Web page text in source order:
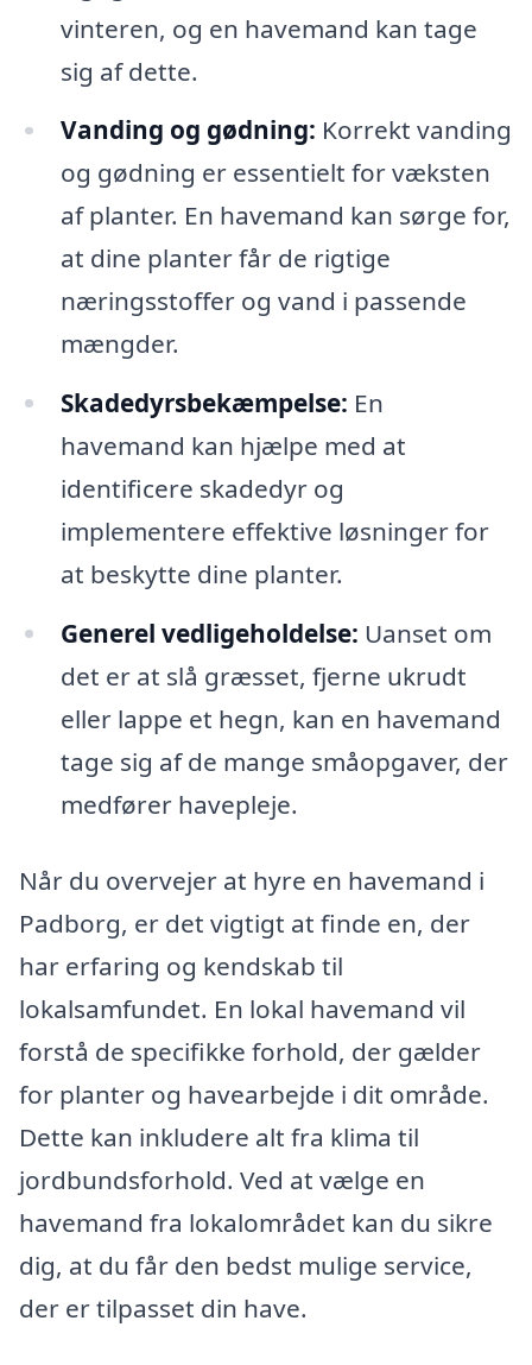
vinteren, og en havemand kan tage
sig af dette.
Vanding og gødning: Korrekt vanding
og gødning er essentielt for væksten
af planter. En havemand kan sørge for,
at dine planter får de rigtige
næringsstoffer og vand i passende
mængder.
Skadedyrsbekæmpelse: En
havemand kan hjælpe med at
identificere skadedyr og
implementere effektive løsninger for
at beskytte dine planter.
Generel vedligeholdelse: Uanset om
det er at slå græsset, fjerne ukrudt
eller lappe et hegn, kan en havemand
tage sig af de mange småopgaver, der
medfører havepleje.
Når du overvejer at hyre en havemand i
Padborg, er det vigtigt at finde en, der
har erfaring og kendskab til
lokalsamfundet. En lokal havemand vil
forstå de specifikke forhold, der gælder
for planter og havearbejde i dit område.
Dette kan inkludere alt fra klima til
jordbundsforhold. Ved at vælge en
havemand fra lokalområdet kan du sikre
dig, at du får den bedst mulige service,
der er tilpasset din have.